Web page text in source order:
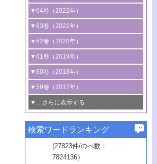
3号 有機分子変換やCO 資源化のための
光触媒に関する最近の研究
B号 第137回触媒討論会（2026年）
2号 水素製造のための水分解技術に関す
る最近の研究
3号 オレフィン系樹脂の精密合成に関す
る最新技術
4号 アルコール類の効率的変換を実現す
る非貴金属触媒の研究動向
5号 ゼオライトの合成と応用における研
究動向
6号 ヘテロ接合界面
B号 第135回触媒討論会（2025年）
2号 規制反応場を活用した固体触媒研究
の新展開
3号 未踏分子変換を目指した酸化触媒プ
ロセスの最前線
4号 シンクロトロン放射光および中性子
線を利用した触媒解析技術の最先端
5号 単原子触媒
6号 参照触媒委員会からのお知らせ
B号 第133回触媒討論会（2023年）
1号 炭素が関わる触媒機能
2号 プラスチックケミカルリサイクルの
ための触媒技術
3号 非酸化物系金属化合物を基盤とした
触媒材料の開発
4号 格子酸素・格子酸素欠陥を利用した
触媒反応
5号 生体触媒によるエネルギー変換反応
6号 窒素とリンの循環のための触媒・機
能性材料
▼64巻（2022年）
1号 合成ガス製造とCOを用いるケミカル
ズ合成の最新動向
2号 化学品合成のための合金触媒開発
3号 CO の排出削減および有効活用のた
めの触媒技術
4号 若手による情報発信企画～とびたて
若き触媒の研究者たち～（1）
若き触媒の研究者たち～（2）
6号 石油のノーブル・ユースを志向した
触媒技術
▼63巻（2021年）
1号 金触媒の新展開
2号 ペロブスカイト
3号 特殊反応場を利用した触媒的分子変
換反応
4号 多孔質材料を用いた触媒の新展開
5号 情報学的手法を用いた触媒開発
6号 カーボンニュートラルに向けた電解
技術
B号 第127回触媒討論会（2021年・オン
ライン開催(Zoom)のみ）
▼62巻（2020年）
1号 触媒設計を拓く欠陥構造のキャラク
タリゼーション
2号 機能化学品製造に資するクリーンな
触媒的酸化反応
3号 水処理のための触媒化学
4号 光触媒を用いた水分解の最新の研究
動向
5号 次世代の触媒プロセスを支えるマイ
▼61巻（2019年）
1号 物質移動制御に着目した触媒プロセ
ス開発
2号 CO2 フリー水素サプライチェーンに
関わる触媒開発動向
3号 精密高分子合成に関する最近の研究
動向
4号 バイオマス化成品製造のための触媒
▼60巻（2018年）
1号 固体酸触媒の最新の研究動向
2号 二酸化炭素からの有用化学品合成
3号 ナノ粒子・クラスター触媒の最前線
4号 60周年記念企画
5号 進化するゼオライト合成技術
6号 非貴金属系触媒における電気化学的
▼59巻（2017年）
1号 いたるところに，触媒
最先端技術
3号 無機分離膜材料の開発と触媒反応プ
ロセスへの適用
▼…さらに表示する
1号 ユニークな構造の高分子を生み出す触
2号 リグニンからの化成品製造に向けた触
▼57巻（2015年）
1号 水素キャリアにかかわる触媒技術の新
▼56巻（2014年）
検索ワードランキング
(27823件/のべ数：
7824136）